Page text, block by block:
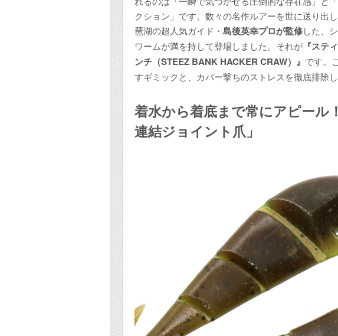
クション」です。数々の名作ルアーを世に送り出
琶湖の超人気ガイド・ 島後英幸プロが監修した、
ワームが満を持して登場しました。それが 『ステ
ンチ（STEEZ BANK HACKER CRAW）』 です。
すギミックと、カバー撃ちのストレスを徹底排除
着水から着底まで常にアピール
連結ジョイント爪」